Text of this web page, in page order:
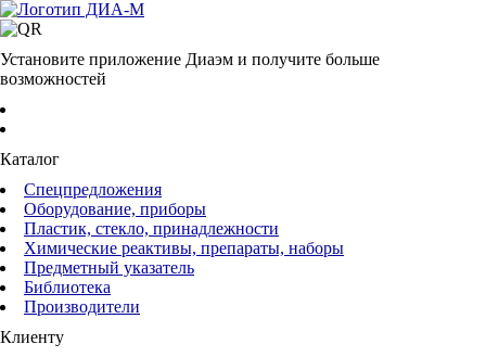
Установите приложение Диаэм и получите больше
возможностей
Каталог
Спецпредложения
Оборудование, приборы
Пластик, стекло, принадлежности
Химические реактивы, препараты, наборы
Предметный указатель
Библиотека
Производители
Клиенту